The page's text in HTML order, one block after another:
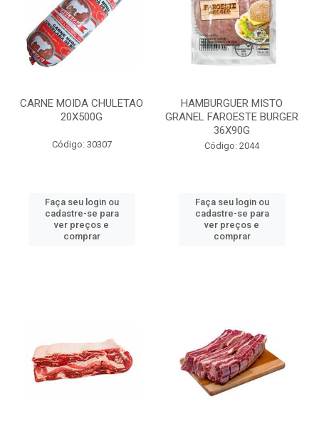
CARNE MOIDA CHULETAO
20X500G
Código: 30307
Faça seu login ou
cadastre-se para
ver preços e
comprar
HAMBURGUER MISTO
GRANEL FAROESTE BURGER
36X90G
Código: 2044
Faça seu login ou
cadastre-se para
ver preços e
comprar